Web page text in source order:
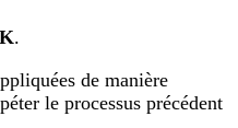
.
de manière
le processus précédent